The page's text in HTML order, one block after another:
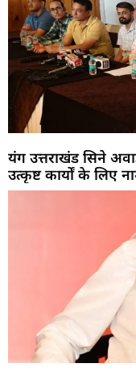
यंग उत्तराखंड सिने
उत्कृष्ट कार्यों के लिए